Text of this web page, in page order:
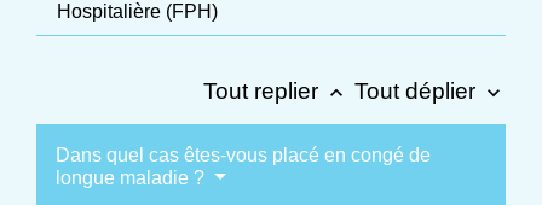
Hospitalière (FPH)
Tout replier keyboard_arrow_up Tout déplier keyboard_arrow_down
Dans quel cas êtes-vous placé en congé de
longue maladie ?